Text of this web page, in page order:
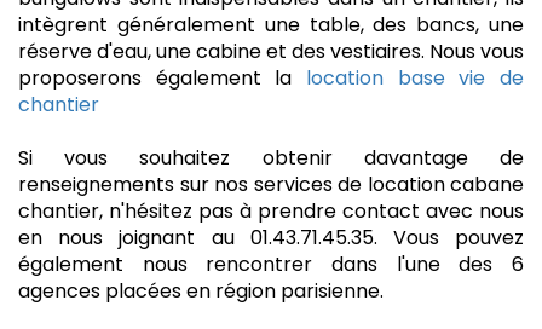
intègrent généralement une table, des bancs, une
réserve d'eau, une cabine et des vestiaires. Nous vous
proposerons également la location base vie de
chantier
Si vous souhaitez obtenir davantage de
renseignements sur nos services de location cabane
chantier, n'hésitez pas à prendre contact avec nous
en nous joignant au 01.43.71.45.35. Vous pouvez
également nous rencontrer dans l'une des 6
agences placées en région parisienne.